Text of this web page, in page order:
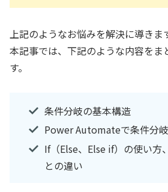
上記のようなお悩みを解決に導きま
本記事では、下記のような内容をま
す。
条件分岐の基本構造
Power Automateで条件分
If（Else、Else if）の使い方
との違い